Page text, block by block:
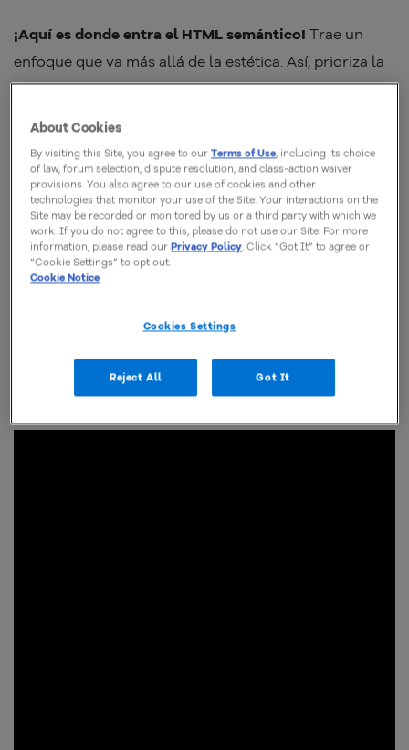
¡Aquí es donde entra el HTML semántico! Trae un
enfoque que va más allá de la estética. Así, prioriza la
comprensión y la interpretación del contenido por
En este artículo, vamos a sumergirnos en el mundo
del HTML semántico. Exploraremos qué es, por qué es
crucial para el éxito de tu sitio web y cuáles son las
etiquetas que lo componen.
desentrañar los misterios del HTML semántico? Es
rendimiento de tu desarrollo web.
About Cookies
By visiting this Site, you agree to ourTerms of Use, including its choice
of law, forum selection, dispute resolution, and class-action waiver
provisions. You also agree to our use of cookies and other
technologies that monitor your use of the Site. Your interactions on the
Site may be recorded or monitored by us or a third party with which we
work. If you do not agree to this, please do not use our Site. For more
information, please read ourPrivacy Policy. Click “Got It” to agree or
“Cookie Settings” to opt out.
Cookie Notice
Cookies Settings
Reject All Got It